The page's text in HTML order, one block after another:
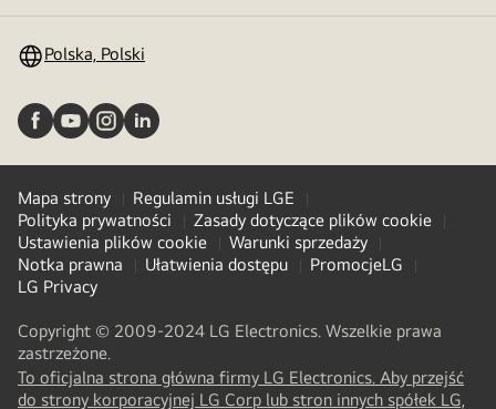
Polska, Polski
Mapa strony
Regulamin usługi LGE
Polityka prywatności
Zasady dotyczące plików cookie
Ustawienia plików cookie
Warunki sprzedaży
Notka prawna
Ułatwienia dostępu
PromocjeLG
LG Privacy
Copyright © 2009-2024 LG Electronics. Wszelkie prawa
zastrzeżone.
To oficjalna strona główna firmy LG Electronics. Aby przejść
do strony korporacyjnej LG Corp lub stron innych spółek LG,